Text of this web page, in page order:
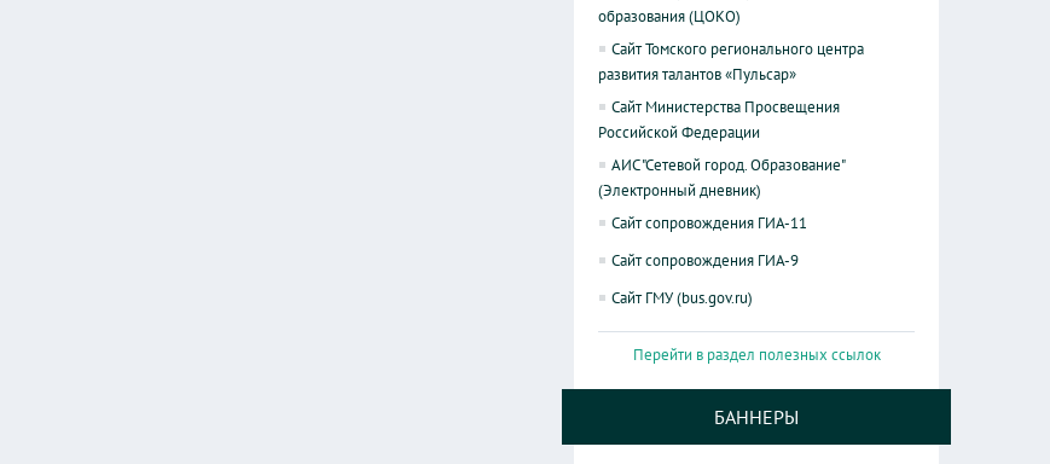
образования (ЦОКО)
Сайт Томского регионального центра
развития талантов «Пульсар»
Сайт Министерства Просвещения
Российской Федерации
АИС "Сетевой город. Образование"
(Электронный дневник)
Сайт сопровождения ГИА-11
Сайт сопровождения ГИА-9
Сайт ГМУ (bus.gov.ru)
Перейти в раздел полезных ссылок
БАННЕРЫ